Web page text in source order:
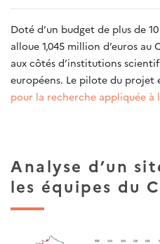
Doté d’un budget de plus de
alloue 1,045 million d’euros
aux côtés d’institutions
européens. Le pilote du projet
pour la recherche appliquée à
Analyse d’un
les équipes du